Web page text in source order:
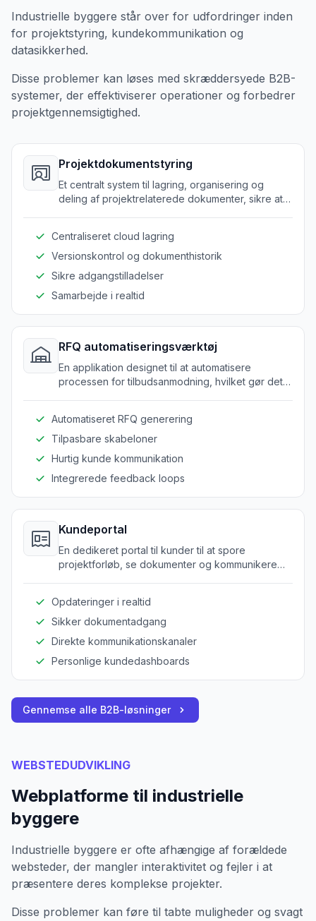
Industrielle byggere står over for udfordringer inden
for projektstyring, kundekommunikation og
datasikkerhed.
Disse problemer kan løses med skræddersyede B2B-
systemer, der effektiviserer operationer og forbedrer
projektgennemsigtighed.
Projektdokumentstyring
Et centralt system til lagring, organisering og
deling af projektrelaterede dokumenter, sikre at
Centraliseret cloud lagring
Versionskontrol og dokumenthistorik
Sikre adgangstilladelser
Samarbejde i realtid
RFQ automatiseringsværktøj
En applikation designet til at automatisere
processen for tilbudsanmodning, hvilket gør det
Automatiseret RFQ generering
Tilpasbare skabeloner
Hurtig kunde kommunikation
Integrerede feedback loops
Kundeportal
En dedikeret portal til kunder til at spore
projektforløb, se dokumenter og kommunikere
Opdateringer i realtid
Sikker dokumentadgang
Direkte kommunikationskanaler
Personlige kundedashboards
Gennemse alle B2B-løsninger
WEBSTEDUDVIKLING
Webplatforme til industrielle
byggere
Industrielle byggere er ofte afhængige af forældede
websteder, der mangler interaktivitet og fejler i at
præsentere deres komplekse projekter.
Disse problemer kan føre til tabte muligheder og svagt